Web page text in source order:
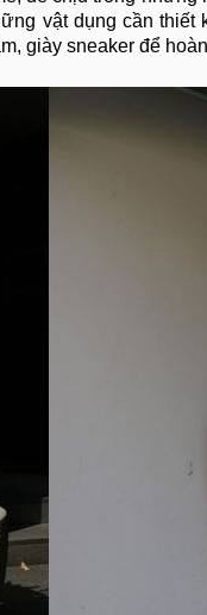
vật dụng cần
giày sneaker để